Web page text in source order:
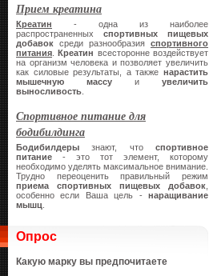
Прием креатина
Креатин - одна из наиболее
распространенных спортивных
пищевых
добавок среди разнообразия спортивного
питания .Креатин всесторонне воздействует
на организм человека и позволяет увеличить
как силовые результаты, а также нарастить
мышечную массу и увеличить
выносливость
Спортивное питание для
бодибилдинга
Бодибилдеры знают, что спортивное
питание - это тот элемент, которому
необходимо уделять максимальное внимание.
Трудно переоценить правильный режим
приема спортивных пищевых добавок
особенно если Ваша цель - наращивание
мышц
Опрос
Какую марку вы предпочитаете